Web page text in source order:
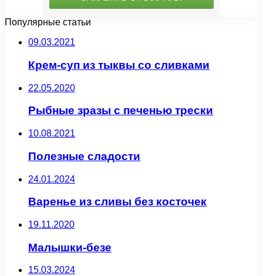
Популярные статьи
09.03.2021
Крем-суп из тыквы со сливками
22.05.2020
Рыбные зразы с печенью трески
10.08.2021
Полезные сладости
24.01.2024
Варенье из сливы без косточек
19.11.2020
Малышки-безе
15.03.2024